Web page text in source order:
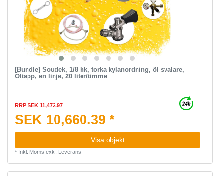
[Bundle] Soudek, 1/8 hk, torka kylanordning, öl svalare,
Öltapp, en linje, 20 liter/timme
RRP SEK 11,472.97
SEK 10,660.39 *
Visa objekt
* Inkl. Moms exkl. Leverans